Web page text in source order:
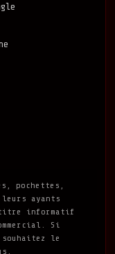
pochettes,
ayants
informatif
Si
le